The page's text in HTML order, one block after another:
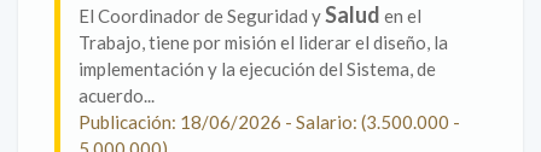
El Coordinador de Seguridad ySalud en el
Trabajo, tiene por misión el liderar el diseño, la
implementación y la ejecución del Sistema, de
acuerdo...
Publicación: 18/06/2026 - Salario: (3.500.000 -